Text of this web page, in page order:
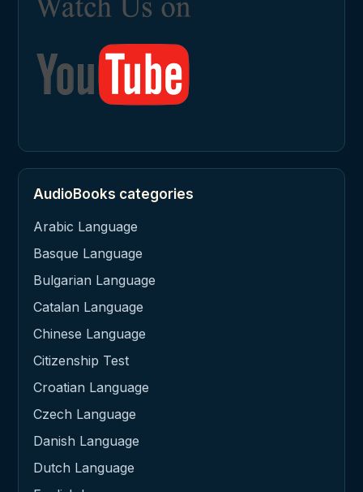
AudioBooks categories
Arabic Language
Basque Language
Bulgarian Language
Catalan Language
Chinese Language
Citizenship Test
Croatian Language
Czech Language
Danish Language
Dutch Language